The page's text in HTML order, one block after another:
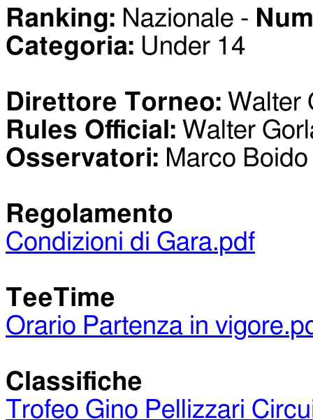
Ranking: Nazionale -
Categoria: Under 14
Direttore Torneo: Walter
Rules Official: Walter
Osservatori: Marco Boido
Regolamento
Condizioni di Gara.pdf
TeeTime
Orario Partenza in
Classifiche
Trofeo Gino Pellizzari